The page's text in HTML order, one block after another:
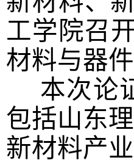
工学院召
材料与器
本次论
包括山东
新材料产